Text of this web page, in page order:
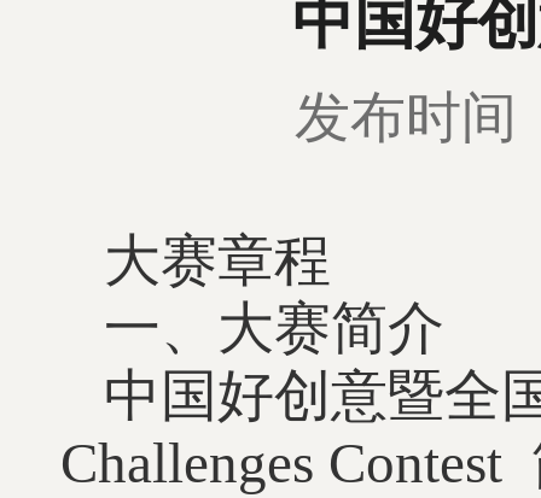
中国好
发布时间
大赛章程
一、大赛简介
中国好创意暨全
Challenges